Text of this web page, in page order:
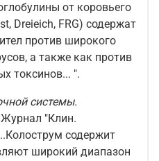
от коровьего
Dreieich, FRG) содержат
против широкого
а также как против
токсинов... ".
системы.
"Клин.
содержит
широкий диапазон